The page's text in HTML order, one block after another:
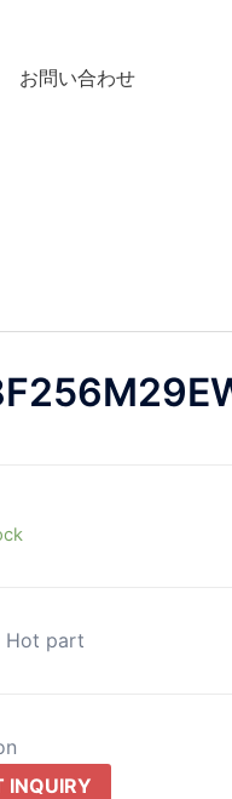
お問い合わせ
Hot part
INQUIRY